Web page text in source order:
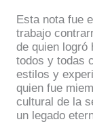
Esta nota fue
trabajo
de quien logró
todos y todas
estilos y
quien fue
cultural de la
un legado